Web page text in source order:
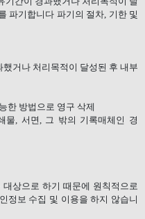
파기합니다 파기의 절차, 기한 및
거나 처리목적이 달성된 후 내부
한 방법으로 영구 삭제
물, 서면, 그 밖의 기록매체인 경
대상으로 하기 때문에 원칙적으로
정보 수집 및 이용을 하지 않습니